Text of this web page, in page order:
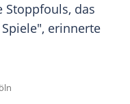
Stoppfouls, das
erinnerte